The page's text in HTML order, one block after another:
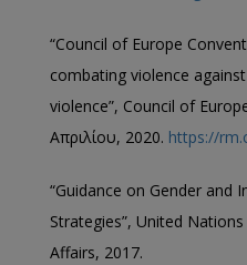
“Council of Europe
combating violence
violence”, Council of
Απριλίου, 2020. https://
“Guidance on Gender and
Strategies”, United
Affairs, 2017.